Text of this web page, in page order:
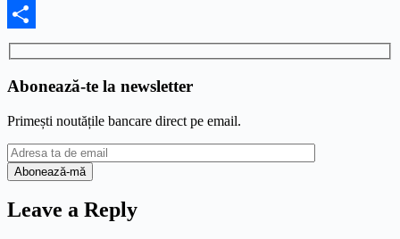
Facebook
Share
Abonează-te la newsletter
Primești noutățile bancare direct pe email.
Leave a Reply